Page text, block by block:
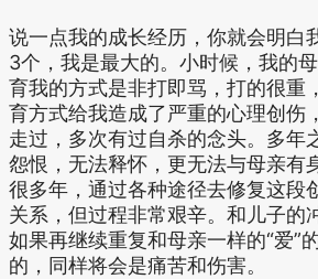
说一点我的成长经历，你就会明白
3个，我是最大的。小时候，我的
育我的方式是非打即骂，打的很重
育方式给我造成了严重的心理创伤
走过，多次有过自杀的念头。多年
怨恨，无法释怀，更无法与母亲有
很多年，通过各种途径去修复这段
关系，但过程非常艰辛。和儿子的
如果再继续重复和母亲一样的“爱”
的，同样将会是痛苦和伤害。